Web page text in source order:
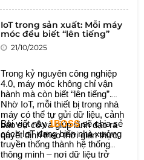
động, chính xác và thông minh
hơn.
IoT trong sản xuất: Mỗi máy
móc đều biết “lên tiếng”
21/10/2025
Trong kỷ nguyên công nghiệp
4.0, máy móc không chỉ vận
hành mà còn biết “lên tiếng”.
Nhờ IoT, mỗi thiết bị trong nhà
máy có thể tự gửi dữ liệu, cảnh
báo sự cố và giúp lãnh đạo ra
quyết định theo thời gian thực.
Bài viết này1BOSSsẽ chia sẻ
cách IoT đang biến nhà xưởng
truyền thống thành hệ thống
thông minh – nơi dữ liệu trở